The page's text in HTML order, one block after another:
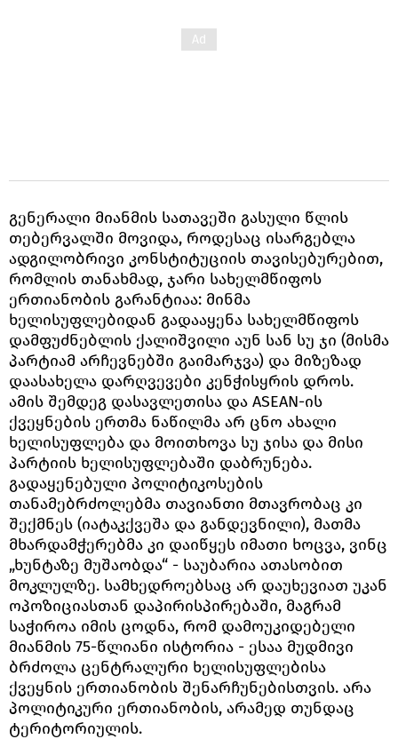
გენერალი მიანმის სათავეში გასული წლის
თებერვალში მოვიდა, როდესაც ისარგებლა
ადგილობრივი კონსტიტუციის თავისებურებით,
რომლის თანახმად, ჯარი სახელმწიფოს
ერთიანობის გარანტიაა: მინმა
ხელისუფლებიდან გადააყენა სახელმწიფოს
დამფუძნებლის ქალიშვილი აუნ სან სუ ჯი (მისმა
პარტიამ არჩევნებში გაიმარჯვა) და მიზეზად
დაასახელა დარღვევები კენჭისყრის დროს.
ამის შემდეგ დასავლეთისა და ASEAN-ის
ქვეყნების ერთმა ნაწილმა არ ცნო ახალი
ხელისუფლება და მოითხოვა სუ ჯისა და მისი
პარტიის ხელისუფლებაში დაბრუნება.
გადაყენებული პოლიტიკოსების
თანამებრძოლებმა თავიანთი მთავრობაც კი
შექმნეს (იატაკქვეშა და განდევნილი), მათმა
მხარდამჭერებმა კი დაიწყეს იმათი ხოცვა, ვინც
„ხუნტაზე მუშაობდა“ - საუბარია ათასობით
მოკლულზე. სამხედროებსაც არ დაუხევიათ უკან
ოპოზიციასთან დაპირისპირებაში, მაგრამ
საჭიროა იმის ცოდნა, რომ დამოუკიდებელი
მიანმის 75-წლიანი ისტორია - ესაა მუდმივი
ბრძოლა ცენტრალური ხელისუფლებისა
ქვეყნის ერთიანობის შენარჩუნებისთვის. არა
პოლიტიკური ერთიანობის, არამედ თუნდაც
ტერიტორიულის.